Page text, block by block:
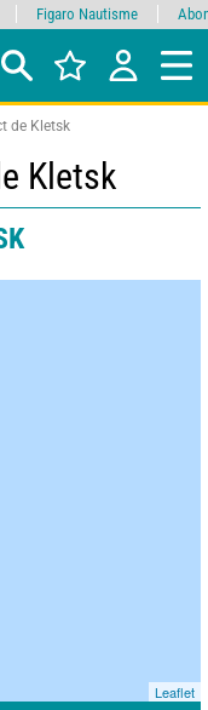
de Kletsk
Kletsk
Leaflet
Figaro Nautisme